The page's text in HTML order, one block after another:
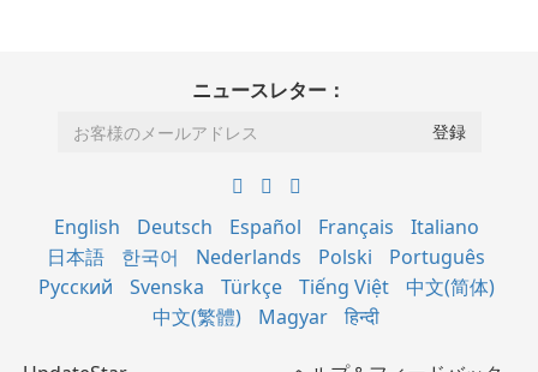
ニュースレター：
English Deutsch Español Français
Italiano
日本語
한국어 Nederlands Polski
Português
Русский
Svenska Türkçe Tiếng Việt
中文(简体)
中文(繁體)
Magyar हिन्दी